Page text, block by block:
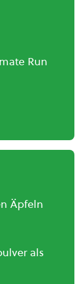
Run
Äpfeln
als